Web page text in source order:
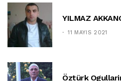
YILMAZ
11 MAYIS 2021
Öztürk